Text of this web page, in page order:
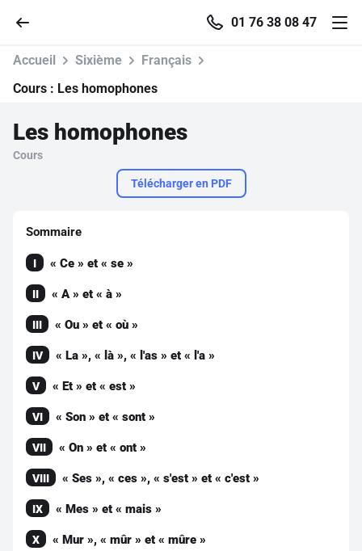
01 76 38 08 47
Accueil
Se connecter
Accueil Sixième
Français
Cours : Les homophones
Les homophones
Cours
Télécharger en PDF
Sommaire
I « Ce » et « se »
II « A » et « à »
III « Ou » et « où »
IV « La », « là », « l'as » et « l'a »
V « Et » et « est »
VI « Son » et « sont »
VII « On » et « ont »
VIII « Ses », « ces », « s'est » et « c'est »
IX « Mes » et « mais »
X « Mur », « mûr » et « mûre »